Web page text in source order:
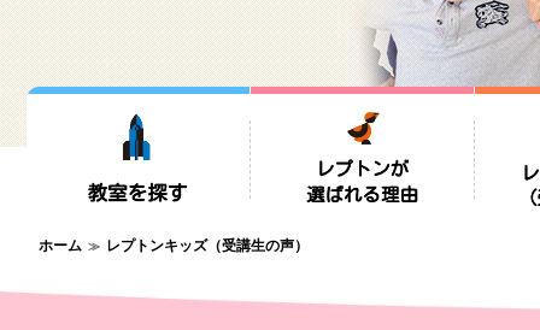
ホーム レプトンキッズ（受講生の声）